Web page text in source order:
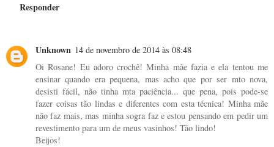
Responder
Unknown 14 de novembro de 2014 às 08:48
Oi Rosane! Eu adoro crochê! Minha mãe fazia e ela tentou me
ensinar quando era pequena, mas acho que por ser mto nova,
desisti fácil, não tinha mta paciência... que pena, pois pode-se
fazer coisas tão lindas e diferentes com esta técnica! Minha mãe
não faz mais, mas minha sogra faz e estou pensando em pedir um
revestimento para um de meus vasinhos! Tão lindo!
Beijos!